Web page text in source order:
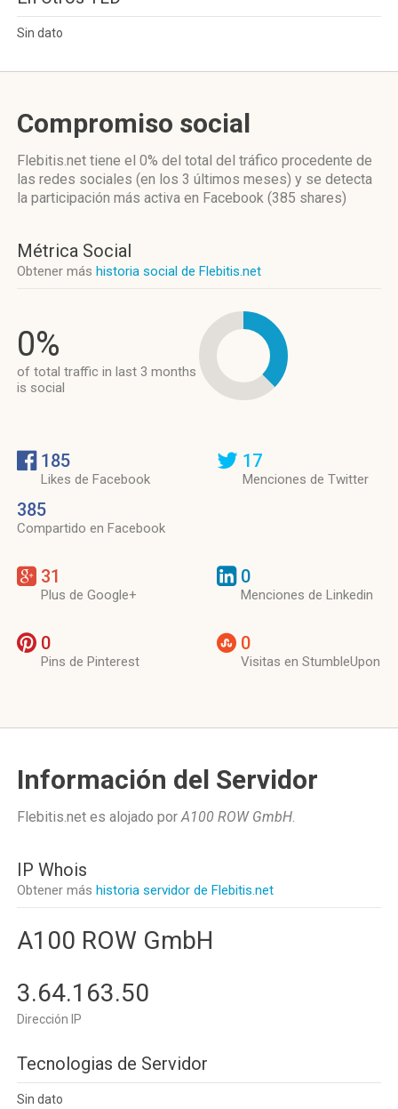
Sin dato
Compromiso social
Flebitis.net tiene el 0% del total del tráfico procedente de
las redes sociales (en los 3 últimos meses) y se detecta
la participación más activa en Facebook (385 shares)
Métrica Social
Obtener más historia social de Flebitis.net
0%
of total traffic in last 3 months
is social
185
Likes de Facebook
385
Compartido en Facebook
17
Menciones de Twitter
31
Plus de Google+
0
Menciones de Linkedin
0
Pins de Pinterest
0
Visitas en StumbleUpon
Información del Servidor
Flebitis.net es alojado porA100 ROW GmbH.
IP Whois
Obtener más historia servidor de Flebitis.net
A100 ROW GmbH
3.64.163.50
Dirección IP
Tecnologias de Servidor
Sin dato